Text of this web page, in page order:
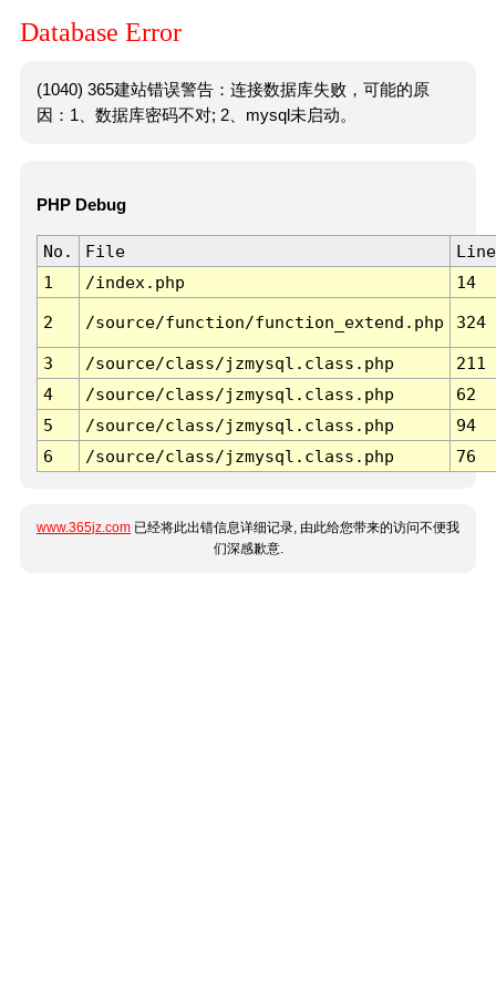
Database Error
(1040) 365建站错误警告：连接数据库失败，可能的原
因：1、数据库密码不对; 2、mysql未启动。
PHP Debug
No. File
Line
1
/index.php 14
2 /source/function/function_extend.php 324
3 /source/class/jzmysql.class.php
211
4
/source/class/jzmysql.class.php
62
5
/source/class/jzmysql.class.php
94
6
/source/class/jzmysql.class.php 76
www.365jz.com 已经将此出错信息详细记录, 由此给您带来的访问不便我
们深感歉意.